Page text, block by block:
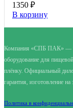
1350 ₽
В корзину
Компания «СПБ ПАК» —
оборудование для
плёнку. Официальный
гарантия, изготовление
Политика в